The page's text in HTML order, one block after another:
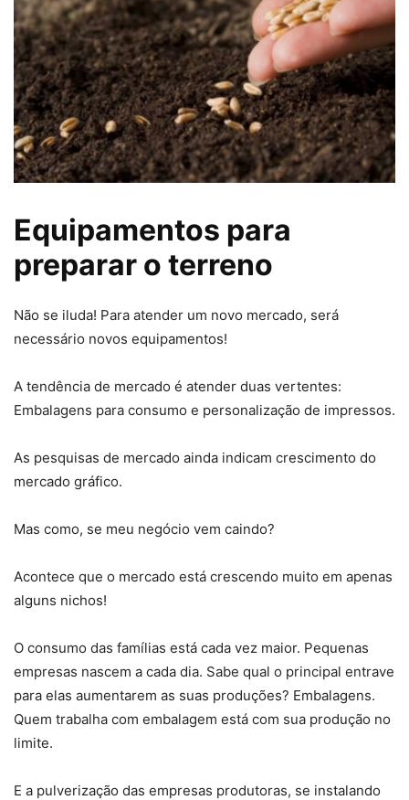
Equipamentos para
preparar o terreno
Não se iluda! Para atender um novo mercado, será
necessário novos equipamentos!
A tendência de mercado é atender duas vertentes:
Embalagens para consumo e personalização de impressos.
As pesquisas de mercado ainda indicam crescimento do
mercado gráfico.
Mas como, se meu negócio vem caindo?
Acontece que o mercado está crescendo muito em apenas
alguns nichos!
O consumo das famílias está cada vez maior. Pequenas
empresas nascem a cada dia. Sabe qual o principal entrave
para elas aumentarem as suas produções? Embalagens.
Quem trabalha com embalagem está com sua produção no
limite.
E a pulverização das empresas produtoras, se instalando